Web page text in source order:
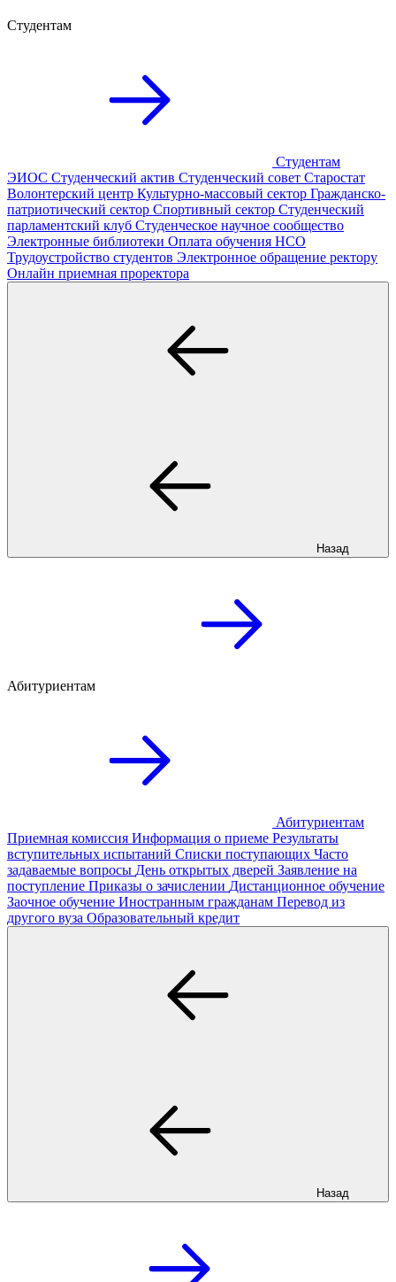
Студентам
Студентам
ЭИОС Студенческий актив Студенческий совет Старостат
Волонтерский центр Культурно-массовый сектор Гражданско-
патриотический сектор Спортивный сектор Студенческий
парламентский клуб Студенческое научное сообщество
Электронные библиотеки Оплата обучения НСО
Трудоустройство студентов Электронное обращение ректору
Онлайн приемная проректора
Назад
Абитуриентам
Абитуриентам
Приемная комиссия Информация о приеме Результаты
вступительных испытаний Списки поступающих Часто
задаваемые вопросы День открытых дверей Заявление на
поступление Приказы о зачислении Дистанционное обучение
Заочное обучение Иностранным гражданам Перевод из
другого вуза Образовательный кредит
Назад